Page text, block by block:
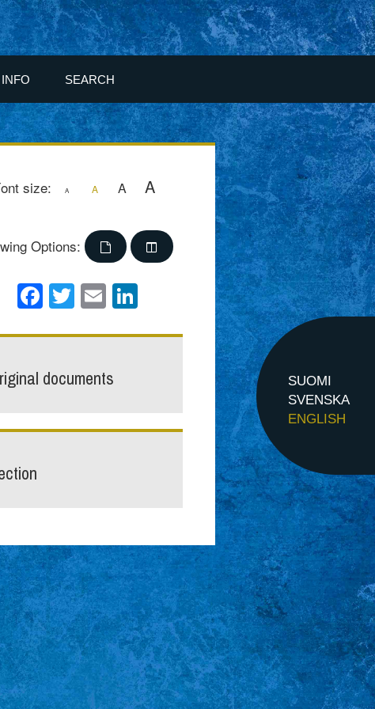
INFO SEARCH
SUOMI
SVENSKA
ENGLISH
size: A A A A
Options:
Facebook
Twitter
EmailLinkedIn
documents